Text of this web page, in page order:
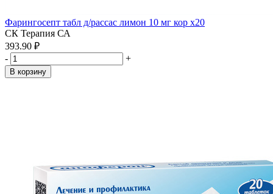
Фарингосепт табл д/рассас лимон 10 мг кор x20
СК Терапия СА
393.90 ₽
-
+
В корзину